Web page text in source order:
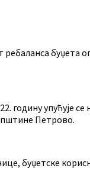
буџета
годину упућује
Петрово.
буџетске